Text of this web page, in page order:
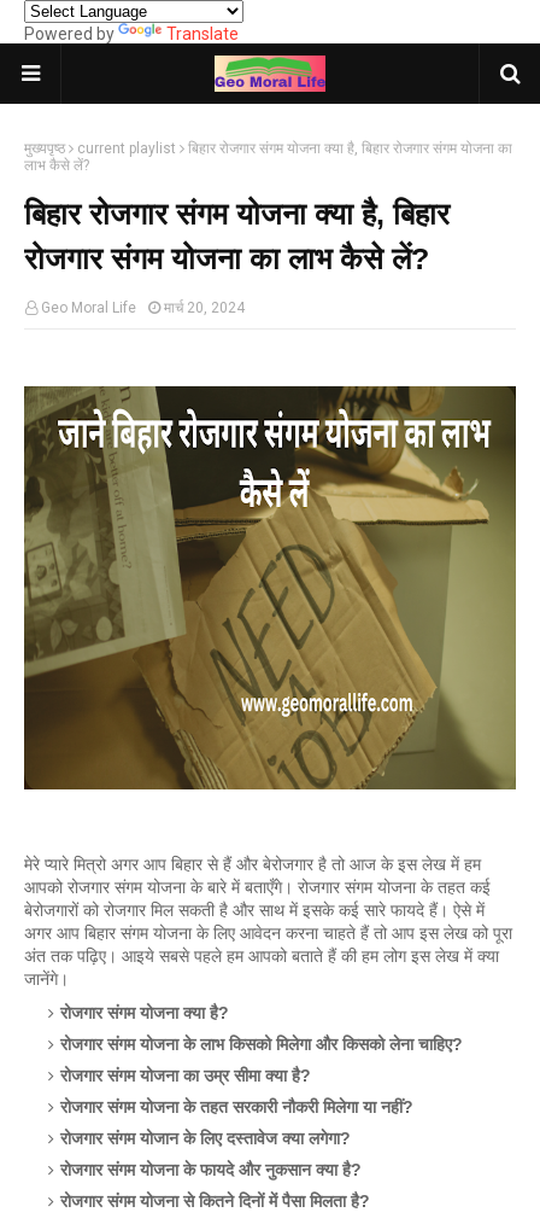
Powered by Translate
मुख्यपृष्ठ current playlist
बिहार रोजगार संगम योजना क्या है, बिहार रोजगार संगम योजना का
लाभ कैसे लें?
बिहार रोजगार संगम योजना क्या है, बिहार
रोजगार संगम योजना का लाभ कैसे लें?
Geo Moral Life मार्च 20, 2024
मेरे प्यारे मित्रो अगर आप बिहार से हैं और बेरोजगार है तो आज के इस लेख में हम
आपको रोजगार संगम योजना के बारे में बताएँगे। रोजगार संगम योजना के तहत कई
बेरोजगारों को रोजगार मिल सकती है और साथ में इसके कई सारे फायदे हैं। ऐसे में
अगर आप बिहार संगम योजना के लिए आवेदन करना चाहते हैं तो आप इस लेख को पूरा
अंत तक पढ़िए। आइये सबसे पहले हम आपको बताते हैं की हम लोग इस लेख में क्या
जानेंगे।
रोजगार संगम योजना क्या है?
रोजगार संगम योजना के लाभ किसको मिलेगा और किसको लेना चाहिए?
रोजगार संगम योजना का उम्र सीमा क्या है?
रोजगार संगम योजना के तहत सरकारी नौकरी मिलेगा या नहीं?
रोजगार संगम योजान के लिए दस्तावेज क्या लगेगा?
रोजगार संगम योजना के फायदे और नुकसान क्या है?
रोजगार संगम योजना से कितने दिनों में पैसा मिलता है?